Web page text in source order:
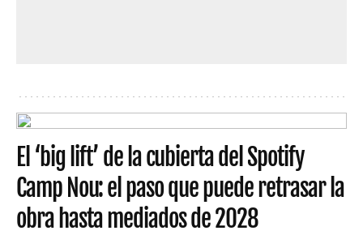
El ‘big lift’ de la cubierta del Spotify
Camp Nou: el paso que puede retrasar la
obra hasta mediados de 2028